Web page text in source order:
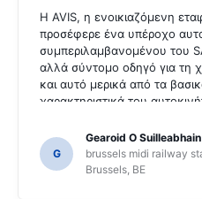
Η AVIS, η ενοικιαζόμενη
προσέφερε ένα υπέροχο
συμπεριλαμβανομένου του
αλλά σύντομο οδηγό για τη
και αυτό μερικά από τα
χαρακτηριστικά του
αυτόν τον πελάτη. Έπρεπε να
ζητήσουμε από πολλούς
καθοδήγηση και μόνο για
G
Gearoid O Suilleabhain
brussels midi railway
Brussels, BE